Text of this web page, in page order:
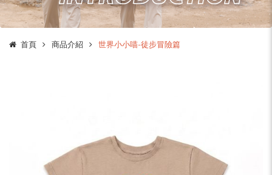
首頁 商品介紹 世界小小喵-徒步冒險篇